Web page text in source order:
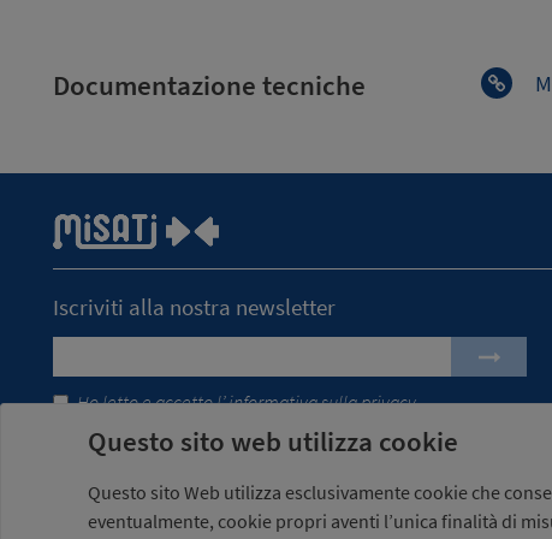
Documentazione tecniche
Iscriviti alla nostra newsletter
Ho letto e accetto l’informativa sulla privacy
Questo sito web utilizza cookie
Questo sito Web utilizza esclusivamente cookie che
eventualmente, cookie propri aventi l’unica finalità di